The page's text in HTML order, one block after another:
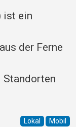
ist ein
der Ferne
Lokal Mobil